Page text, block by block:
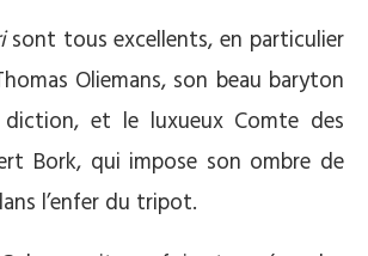
sont tous excellents, en particulier
Oliemans, son beau baryton
et le luxueux Comte des
Bork, qui impose son ombre de
l’enfer du tripot.